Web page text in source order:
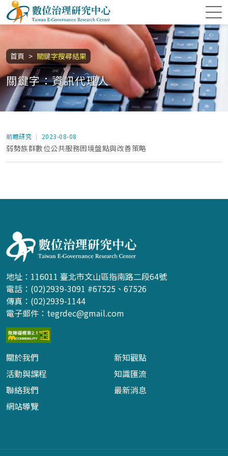
跳到主要內容區塊
數位治理研究中心
首頁 關鍵字搜尋結果
:::
關鍵字：資訊代理人
前瞻研究 2023-08-08
弱勢族群數位公共服務困境盤點與改善策略
地址：116011 臺北市文山區指南路二段64號
電話：(02)2939-3091 #67525、67526
傳真：(02)2939-1144
電子郵件： tegrdec@gmail.com
關於我們
新知觀點
活動與課程
知識匯流
聯絡我們
最新消息
網站導覽